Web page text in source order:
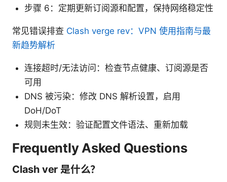
步骤 6：定期更新订阅源和配置，保持网络稳定性
常见错误排查 Clash verge rev：VPN 使用指南与最
新趋势解析
连接超时/无法访问：检查节点健康、订阅源是否
可用
DNS 被污染：修改 DNS 解析设置，启用
DoH/DoT
规则未生效：验证配置文件语法、重新加载
Frequently Asked Questions
Clash ver 是什么？